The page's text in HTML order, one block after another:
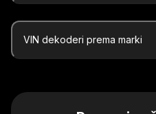
VIN dekoderi prema marki